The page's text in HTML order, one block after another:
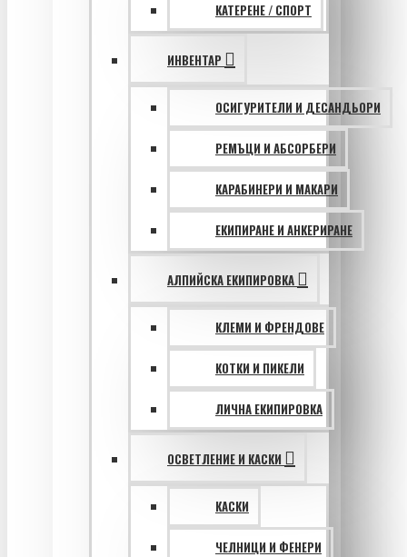
КАТЕРЕНЕ / СПОРТ
ИНВЕНТАР
ОСИГУРИТЕЛИ И ДЕСАНДЬОРИ
РЕМЪЦИ И АБСОРБЕРИ
КАРАБИНЕРИ И МАКАРИ
ЕКИПИРАНЕ И АНКЕРИРАНЕ
АЛПИЙСКА ЕКИПИРОВКА
КЛЕМИ И ФРЕНДОВЕ
КОТКИ И ПИКЕЛИ
ЛИЧНА ЕКИПИРОВКА
ОСВЕТЛЕНИЕ И КАСКИ
КАСКИ
ЧЕЛНИЦИ И ФЕНЕРИ